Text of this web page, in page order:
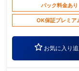
パック料金あり
OK保証プレミア
お気に入り